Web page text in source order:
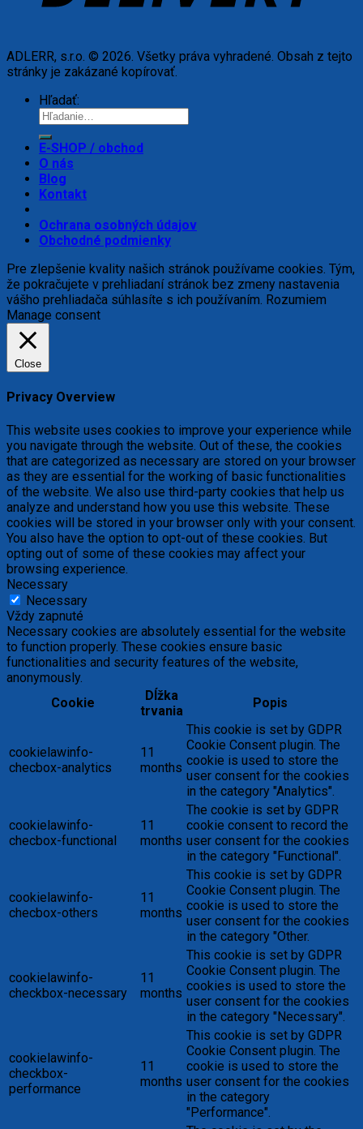
ADLERR, s.r.o. © 2026. Všetky práva vyhradené. Obsah z tejto
stránky je zakázané kopírovať.
Hľadať:
E-SHOP / obchod
O nás
Blog
Kontakt
Ochrana osobných údajov
Obchodné podmienky
Pre zlepšenie kvality našich stránok používame cookies. Tým,
že pokračujete v prehliadaní stránok bez zmeny nastavenia
vášho prehliadača súhlasíte s ich používaním. Rozumiem
Manage consent
Close
Privacy Overview
This website uses cookies to improve your experience while
you navigate through the website. Out of these, the cookies
that are categorized as necessary are stored on your browser
as they are essential for the working of basic functionalities
of the website. We also use third-party cookies that help us
analyze and understand how you use this website. These
cookies will be stored in your browser only with your consent.
You also have the option to opt-out of these cookies. But
opting out of some of these cookies may affect your
browsing experience.
Necessary
Necessary
Vždy zapnuté
Necessary cookies are absolutely essential for the website
to function properly. These cookies ensure basic
functionalities and security features of the website,
anonymously.
Cookie
Dĺžka
trvania
Popis
cookielawinfo-
checbox-analytics
11
months
This cookie is set by GDPR
Cookie Consent plugin. The
cookie is used to store the
user consent for the cookies
in the category "Analytics".
cookielawinfo-
checbox-functional
11
months
The cookie is set by GDPR
cookie consent to record the
user consent for the cookies
in the category "Functional".
cookielawinfo-
checbox-others
11
months
This cookie is set by GDPR
Cookie Consent plugin. The
cookie is used to store the
user consent for the cookies
in the category "Other.
cookielawinfo-
checkbox-necessary
11
months
This cookie is set by GDPR
Cookie Consent plugin. The
cookies is used to store the
user consent for the cookies
in the category "Necessary".
cookielawinfo-
checkbox-
performance
11
months
This cookie is set by GDPR
Cookie Consent plugin. The
cookie is used to store the
user consent for the cookies
in the category
"Performance".